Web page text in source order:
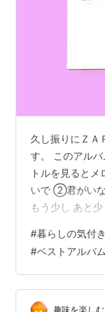
久し振りにＺＡ
す。 このアル
トルを見ると
いで ②君がい
もう少し あと
ｅｖｅ ｉｎ ｌ
心を開いて ⑬永
の中で特に好き
ラオケに行くと
疲れた時はこの
#暮らしの気付き
#ベストアルバム
趣味を楽し